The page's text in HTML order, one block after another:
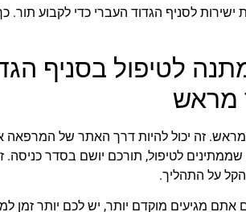
ישירות לסניף הגדוד העברי כדי לקבוע תור.
לטיפול בסניף
מראש
מראש. זה יכול להיות דרך האתר של
שממתינים לטיפול, תורכם יושם בסדר כניסה.
על התהליך.
אתם מגיעים מוקדם יותר, יש לכם יותר זמן